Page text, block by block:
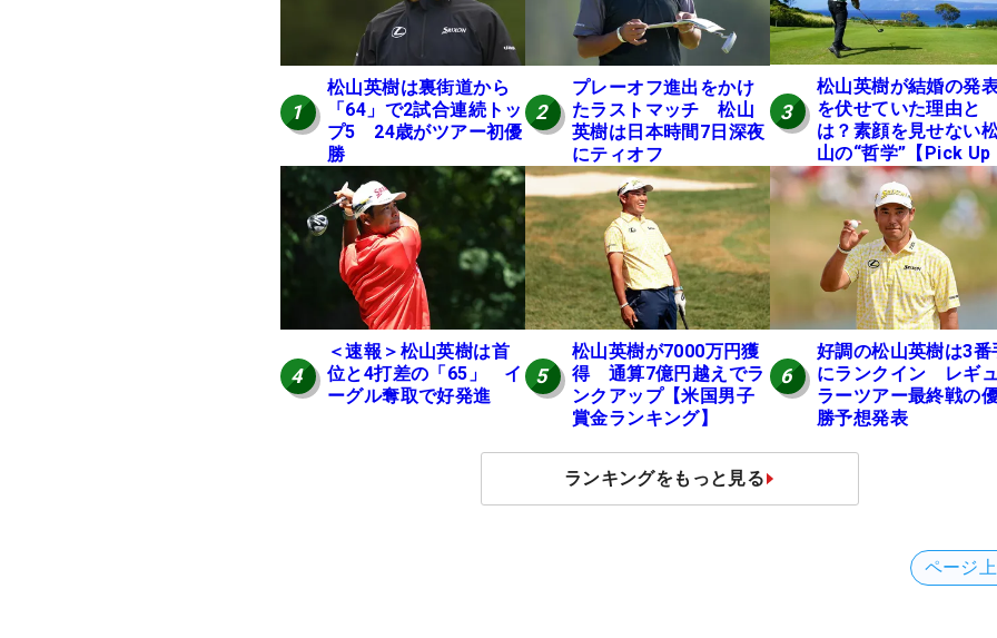
1
松山英樹は裏街道から
「64」で2試合連続トッ
プ5 24歳がツアー初優
勝
2
プレーオフ進出をかけ
たラストマッチ 松山
英樹は日本時間7日深夜
にティオフ
3
松山英樹が結婚の発
を伏せていた理由と
は？素顔を見せない
山の“哲学”【Pick Up
国男子ツアー十大ニ
ース】
4
＜速報＞松山英樹は首
位と4打差の「65」 イ
ーグル奪取で好発進
5
松山英樹が7000万円獲
得 通算7億円越えでラ
ンクアップ【米国男子
賞金ランキング】
6
好調の松山英樹は3番
にランクイン レギ
ラーツアー最終戦の
勝予想発表
ランキングをもっと見る
ページ